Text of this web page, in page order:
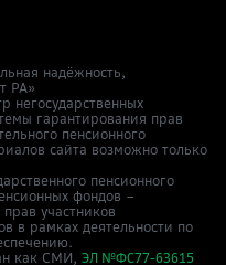
надёжность,
РА»
негосударственных
гарантирования прав
пенсионного
сайта возможно только
пенсионного
фондов –
участников
в рамках деятельности по
как СМИ, ЭЛ №ФС77-63615